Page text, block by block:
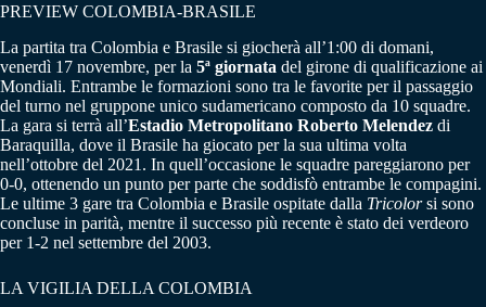
PREVIEW COLOMBIA-BRASILE
La partita tra Colombia e Brasile si giocherà all’1:00 di domani,
venerdì 17 novembre, per la 5ª giornata del girone di qualificazione ai
Mondiali. Entrambe le formazioni sono tra le favorite per il passaggio
del turno nel gruppone unico sudamericano composto da 10 squadre.
La gara si terrà all’Estadio Metropolitano Roberto Melendez di
Baraquilla, dove il Brasile ha giocato per la sua ultima volta
nell’ottobre del 2021. In quell’occasione le squadre pareggiarono per
0-0, ottenendo un punto per parte che soddisfò entrambe le compagini.
Le ultime 3 gare tra Colombia e Brasile ospitate dalla Tricolorsi sono
concluse in parità, mentre il successo più recente è stato dei verdeoro
per 1-2 nel settembre del 2003.
LA VIGILIA DELLA COLOMBIA